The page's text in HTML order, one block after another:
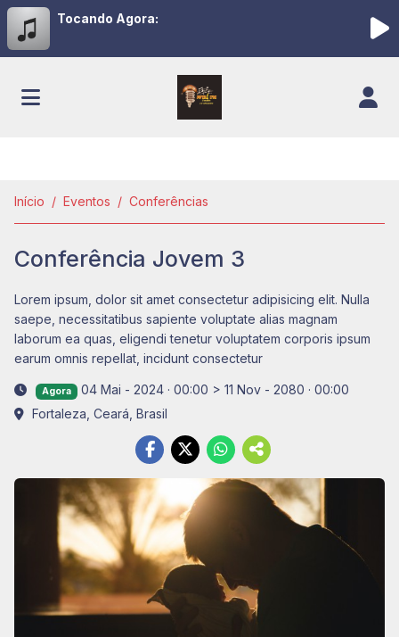
Tocando Agora:
Início Eventos Conferências
Conferência Jovem 3
Lorem ipsum, dolor sit amet consectetur adipisicing elit. Nulla
saepe, necessitatibus sapiente voluptate alias magnam
laborum ea quas, eligendi tenetur voluptatem corporis ipsum
earum omnis repellat, incidunt consectetur
Agora 04 Mai - 2024 · 00:00 > 11 Nov - 2080 · 00:00
Fortaleza, Ceará, Brasil